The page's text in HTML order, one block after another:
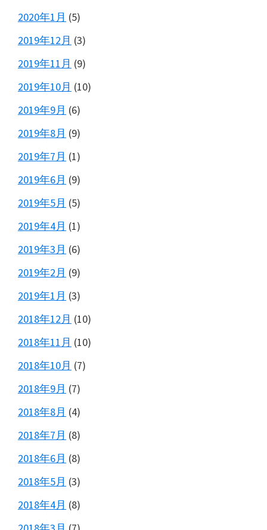
2020年1月 (5)
2019年12月 (3)
2019年11月 (9)
2019年10月 (10)
2019年9月 (6)
2019年8月 (9)
2019年7月 (1)
2019年6月 (9)
2019年5月 (5)
2019年4月 (1)
2019年3月 (6)
2019年2月 (9)
2019年1月 (3)
2018年12月 (10)
2018年11月 (10)
2018年10月 (7)
2018年9月 (7)
2018年8月 (4)
2018年7月 (8)
2018年6月 (8)
2018年5月 (3)
2018年4月 (8)